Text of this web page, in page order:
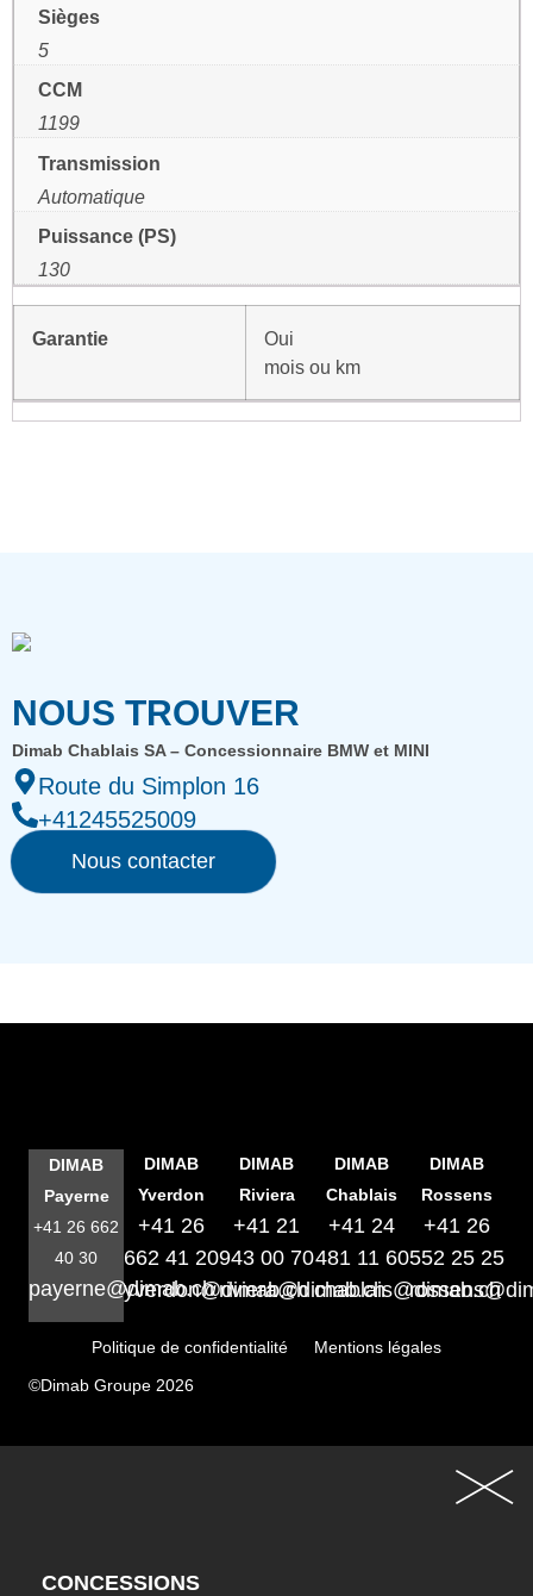
Sièges
5
CCM
1199
Transmission
Automatique
Puissance (PS)
130
Garantie
Oui
mois ou km
NOUS TROUVER
Dimab Chablais SA – Concessionnaire BMW et MINI
Route du Simplon 16
+41245525009
Nous contacter
DIMAB
Payerne
+41 26 662
40 30
payerne@dimab.ch
DIMAB
Yverdon
+41 26
662 41 20
yverdon@dimab.ch
DIMAB
Riviera
+41 21
943 00 70
riviera@dimab.ch
DIMAB
Chablais
+41 24
481 11 60
chablais@dimab.ch
DIMAB
Rossens
+41 26
552 25 25
Politique de confidentialité
Mentions légales
©Dimab Groupe 2026
CONCESSIONS